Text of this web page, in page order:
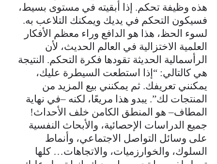
هذه وظيفة تحكم. إذا أبقيته في مستوى بسيط،
فسيكون التحكم في يديك ويمكنك التلاعب به.
لسوء الحظ، هذا هو الدافع وراء معظم الأفكار
العلمية الاختزالية في العالم الحديث، لأن
الرأسمالية الحديثة تقودها فكرة التحكم. النتيجة
هي كالتالي: “إذا استطعت السيطرة عليك،
يمكنني تعريفك. ثم يمكنني بيع المزيد من
المنتجات لك”. يبدو هذا مريعًا، لكنه –في نهاية
المطاف– هو المنطق الكامن خلف الأحداث!
جميع الدراسات الإحصائية، والأبحاث النفسية
على وسائل التواصل الاجتماعي، وأنماط
السلوك، والخوارزميات، والاتجاهات… كلها